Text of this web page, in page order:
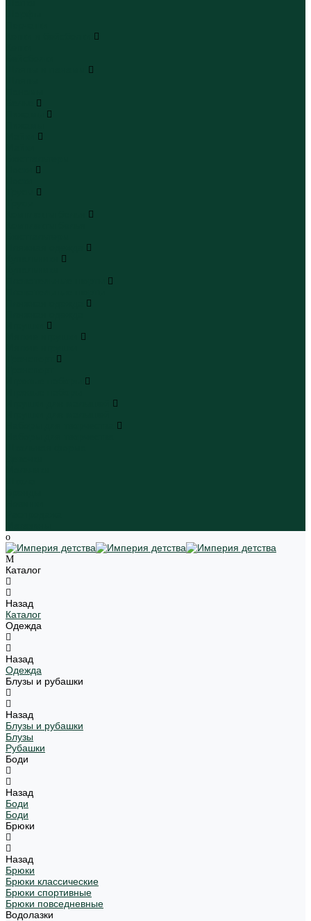
Каталог
Назад
Каталог
Одежда
Назад
Одежда
Блузы и рубашки
Назад
Блузы и рубашки
Блузы
Рубашки
Боди
Назад
Боди
Боди
Брюки
Назад
Брюки
Брюки классические
Брюки спортивные
Брюки повседневные
Водолазки